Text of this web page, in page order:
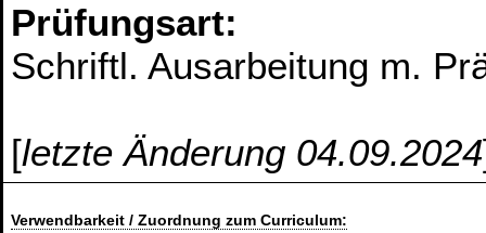
Prüfungsart:
Schriftl. Ausarbeitung m.
[letzte Änderung 04.09.2024
Verwendbarkeit / Zuordnung zum Curriculum: